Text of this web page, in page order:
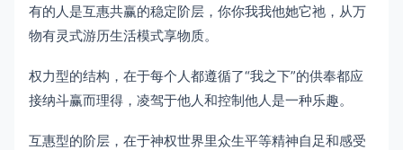
有的人是互惠共赢的稳定阶层，你你我我他她它祂，从万
物有灵式游历生活模式享物质。
权力型的结构，在于每个人都遵循了“我之下”的供奉都应
接纳斗赢而理得，凌驾于他人和控制他人是一种乐趣。
互惠型的阶层，在于神权世界里众生平等精神自足和感受